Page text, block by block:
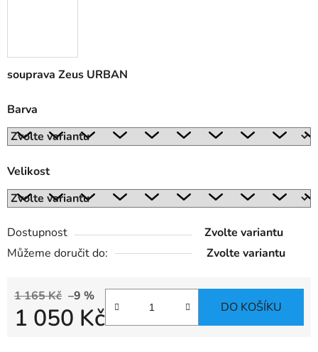
souprava Zeus URBAN
Barva
Velikost
Dostupnost
Zvolte variantu
Můžeme doručit do:
Zvolte variantu
1 165 Kč –9 %
1 050 Kč DO KOŠÍKU